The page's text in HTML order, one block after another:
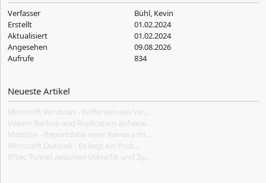
Verfasser
Bühl, Kevin
Erstellt
01.02.2024
Aktualisiert
01.02.2024
Angesehen
09.08.2026
Aufrufe
834
Neueste Artikel
Microsoft Windows - Entfernen des Ver...
Veeam Backup and Replication auf eine...
Mobotix - Reportdatei einer Kamera mi...
Microsoft Outlook - Es liegt ein Prob...
IPSec Tunnel zwischen MikroTik und Zy...